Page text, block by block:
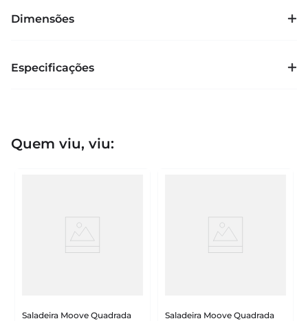
Dimensões
Especificações
Quem viu, viu:
Saladeira Moove Quadrada
Saladeira Moove Quadrada